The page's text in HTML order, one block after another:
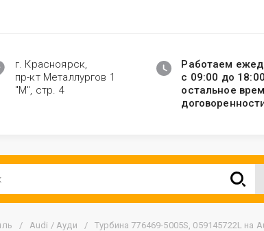
г. Красноярск,
пр-кт Металлургов 1
"М", стр. 4
Работаем
с 09:00 до 18:00
остальное
/ Audi / Ауди / Турбина 776469-5005S, 059145722L на